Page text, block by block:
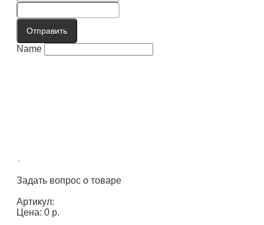
Отправить
Name
×
Задать вопрос о товаре
Артикул:
Цена: 0 р.